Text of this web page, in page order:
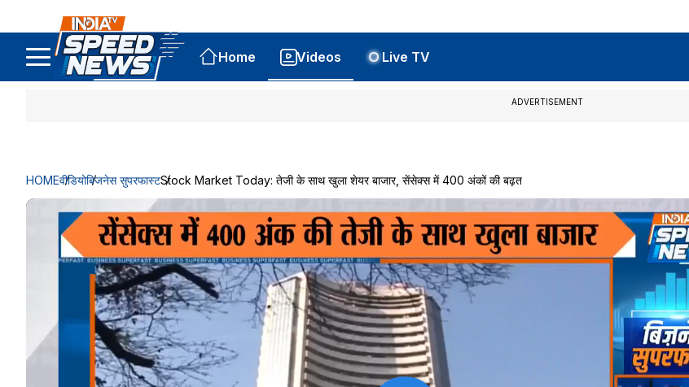
Home Videos Live TV
ADVERTISEMENT
HOMEवीडियोबिजनेस सुपरफास्टStock Market Today: तेजी के साथ खुला शेयर बाजार, सेंसेक्स में 400 अंकों की बढ़त